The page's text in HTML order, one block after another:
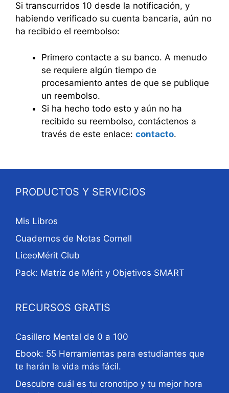
Si transcurridos 10 desde la notificación, y
habiendo verificado su cuenta bancaria, aún no
ha recibido el reembolso:
Primero contacte a su banco. A menudo
se requiere algún tiempo de
procesamiento antes de que se publique
un reembolso.
Si ha hecho todo esto y aún no ha
recibido su reembolso, contáctenos a
través de este enlace: contacto.
PRODUCTOS Y SERVICIOS
Mis Libros
Cuadernos de Notas Cornell
LiceoMérit Club
Pack: Matriz de Mérit y Objetivos SMART
RECURSOS GRATIS
Casillero Mental de 0 a 100
Ebook: 55 Herramientas para estudiantes que
te harán la vida más fácil.
Descubre cuál es tu cronotipo y tu mejor hora